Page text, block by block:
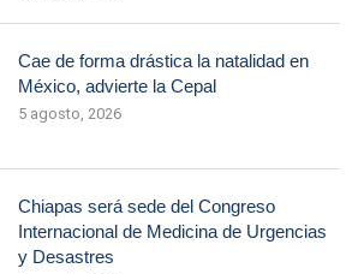
Cae de forma drástica la natalidad en
México, advierte la Cepal
5 agosto, 2026
Chiapas será sede del Congreso
Internacional de Medicina de Urgencias
y Desastres